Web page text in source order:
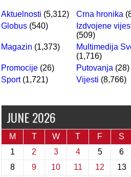
Aktuelnosti (5,312) Crna hronika
Globus (540)
Izdvojene
(509)
Magazin (1,373)
Multimedija
(1,716)
Promocije (26) Putovanja (28)
Sport(1,721) Vijesti (8,766)
JUNE 2026
M T W T F S
1 2 3 4 5 6
8
9 10 11 12 13